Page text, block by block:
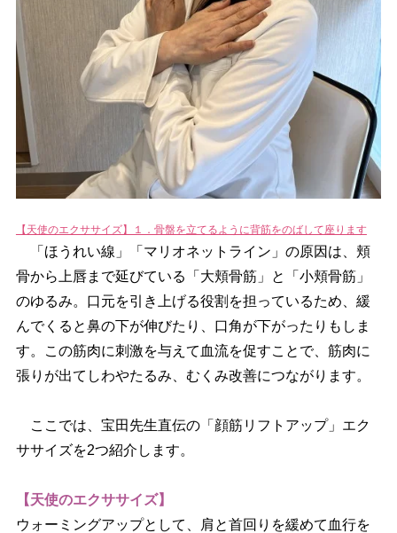
【天使のエクササイズ】１．骨盤を立てるように背筋をのばして座ります
「ほうれい線」「マリオネットライン」の原因は、頬
骨から上唇まで延びている「大頬骨筋」と「小頬骨筋」
のゆるみ。口元を引き上げる役割を担っているため、緩
んでくると鼻の下が伸びたり、口角が下がったりもしま
す。この筋肉に刺激を与えて血流を促すことで、筋肉に
張りが出てしわやたるみ、むくみ改善につながります。
ここでは、宝田先生直伝の「顔筋リフトアップ」エク
ササイズを2つ紹介します。
【天使のエクササイズ】
ウォーミングアップとして、肩と首回りを緩めて血行を